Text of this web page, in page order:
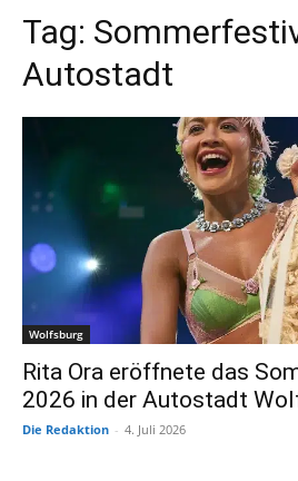
Tag:
Autostadt
Wolfsburg
Rita Ora eröffnete das
2026 in der Autostadt
Die Redaktion - 4. Juli 2026